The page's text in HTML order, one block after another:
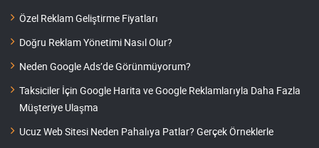
Özel Reklam Geliştirme Fiyatları
Doğru Reklam Yönetimi Nasıl Olur?
Neden Google Ads’de Görünmüyorum?
Taksiciler İçin Google Harita ve Google Reklamlarıyla Daha Fazla
Müşteriye Ulaşma
Ucuz Web Sitesi Neden Pahalıya Patlar? Gerçek Örneklerle